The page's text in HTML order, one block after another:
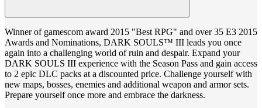
Winner of gamescom award 2015 "Best RPG" and over 35 E3 2015
Awards and Nominations, DARK SOULS™ III leads you once
again into a challenging world of ruin and despair. Expand your
DARK SOULS III experience with the Season Pass and gain access
to 2 epic DLC packs at a discounted price. Challenge yourself with
new maps, bosses, enemies and additional weapon and armor sets.
Prepare yourself once more and embrace the darkness.